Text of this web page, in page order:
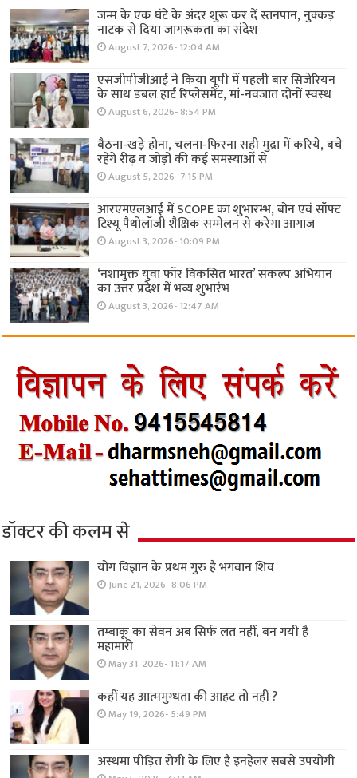
जन्म के एक घंटे के अंदर शुरू कर दें स्तनपान, नुक्कड़
नाटक से दिया जागरूकता का संदेश
August 7, 2026- 12:04 AM
एसजीपीजीआई ने किया यूपी में पहली बार सिजेरियन
के साथ डबल हार्ट रिप्लेसमेंट, मां-नवजात दोनों स्वस्थ
August 6, 2026- 8:54 PM
बैठना-खड़े होना, चलना-फिरना सही मुद्रा में करिये, बचे
रहेंगे रीढ़ व जोड़ों की कई समस्याओं से
August 5, 2026- 7:15 PM
आरएमएलआई में SCOPE का शुभारम्भ, बोन एवं सॉफ्ट
टिश्यू पैथोलॉजी शैक्षिक सम्मेलन से करेगा आगाज
August 3, 2026- 10:09 PM
‘नशामुक्त युवा फॉर विकसित भारत’ संकल्प अभियान
का उत्तर प्रदेश में भव्य शुभारंभ
August 3, 2026- 12:47 AM
डॉक्टर की कलम से
योग विज्ञान के प्रथम गुरु हैं भगवान शिव
June 21, 2026- 8:06 PM
तम्बाकू का सेवन अब सिर्फ लत नहीं, बन गयी है
महामारी
May 31, 2026- 11:17 AM
कहीं यह आत्ममुग्धता की आहट तो नहीं ?
May 19, 2026- 5:49 PM
अस्थमा पीड़ित रोगी के लिए है इनहेलर सबसे उपयोगी